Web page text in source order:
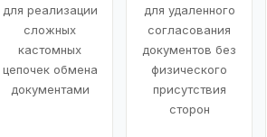
для реализации
сложных
кастомных
цепочек обмена
документами
для удаленного
согласования
документов без
физического
присутствия
сторон